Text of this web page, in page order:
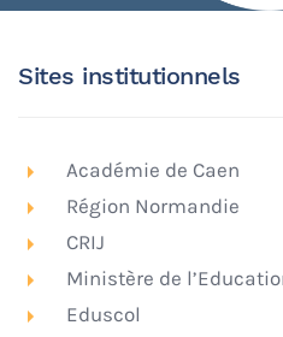
Sites institutionnels
Académie de Caen
Région Normandie
CRIJ
Ministère de
Eduscol